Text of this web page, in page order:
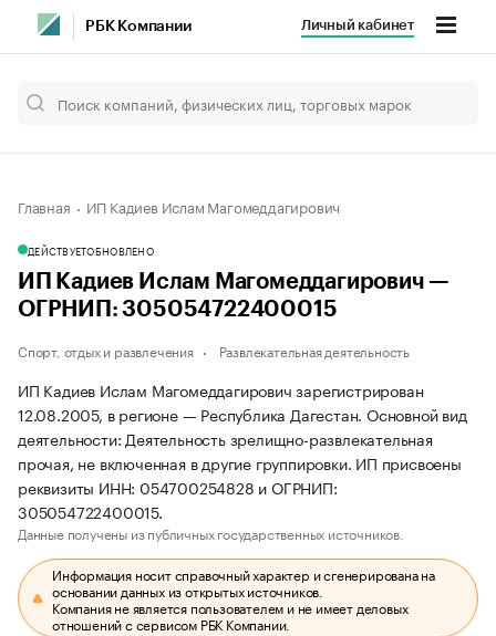
РБК Компании Личный кабинет
Главная ИП Кадиев Ислам Магомеддагирович
ДЕЙСТВУЕТОБНОВЛЕНО
ИП Кадиев Ислам Магомеддагирович —
ОГРНИП: 305054722400015
Спорт, отдых и развлечения Развлекательная деятельность
ИП Кадиев Ислам Магомеддагирович зарегистрирован
12.08.2005, в регионе — Республика Дагестан. Основной вид
деятельности: Деятельность зрелищно-развлекательная
прочая, не включенная в другие группировки. ИП присвоены
реквизиты ИНН: 054700254828 и ОГРНИП:
305054722400015.
Данные получены из публичных государственных источников.
Информация носит справочный характер и сгенерирована на
основании данных из открытых источников.
Компания не является пользователем и не имеет деловых
отношений с сервисом РБК Компании.